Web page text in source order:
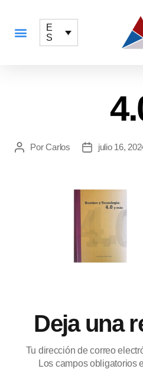
E
S
PorCarlos julio 16,
Deja una
Tu dirección de correo
Los campos obligatorios